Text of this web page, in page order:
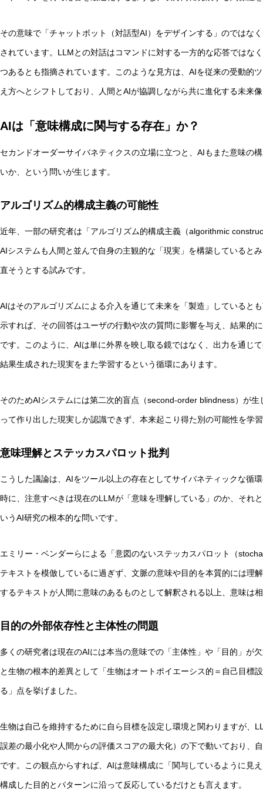
その意味で「チャットボット（対話型AI）をデザインする」のではな
されています。LLMとの対話はコマンドに対する一方的な応答ではな
つあるとも指摘されています。このような見方は、AIを従来の受動的
え方へとシフトしており、人間とAIが協調しながら共に進化する未来
AIは「意味構成に関与する存在」か？
セカンドオーダーサイバネティクスの立場に立つと、AIもまた意味の
いか、という問いが生じます。
アルゴリズム的構成主義の可能性
近年、一部の研究者は「アルゴリズム的構成主義（algorithmic
AIシステムも人間と並んで自身の主観的な「現実」を構築していると
直そうとする試みです。
AIはそのアルゴリズムによる介入を通じて未来を「製造」していると
示すれば、その回答はユーザの行動や次の質問に影響を与え、結果的
です。このように、AIは単に外界を映し取る鏡ではなく、出力を通じ
結果生成された現実をまた学習するという循環にあります。
そのためAIシステムには第二次的盲点（second-order blindness）が
って作り出した現実しか認識できず、本来起こり得た別の可能性を学
意味理解とステッカスパロット批判
こうした議論は、AIをツール以上の存在としてサイバネティックな循
時に、注意すべきは現在のLLMが「意味を理解している」のか、それ
いうAI研究の根本的な問いです。
エミリー・ベンダーらによる「意図のないステッカスパロット（
テキストを模倣しているに過ぎず、文脈の意味や目的を本質的には理
するテキストが人間に意味のあるものとして解釈される以上、意味は
目的の外部依存性と主体性の問題
多くの研究者は現在のAIには本当の意味での「主体性」や「目的」が
と生物の根本的差異として「生物はオートポイエーシス的＝自己目標
る」点を挙げました。
生物は自己を維持するために自ら目標を設定し環境と関わりますが、
誤差の最小化や人間からの評価スコアの最大化）の下で動いており、
です。この観点からすれば、AIは意味構成に「関与しているように見
構成した目的とパターンに沿って反応しているだけとも言えます。